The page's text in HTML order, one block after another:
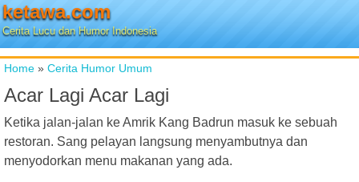
ketawa.com
Cerita Lucu dan Humor Indonesia
Home » Cerita Humor Umum
Acar Lagi Acar Lagi
Ketika jalan-jalan ke Amrik Kang Badrun masuk ke sebuah
restoran. Sang pelayan langsung menyambutnya dan
menyodorkan menu makanan yang ada.